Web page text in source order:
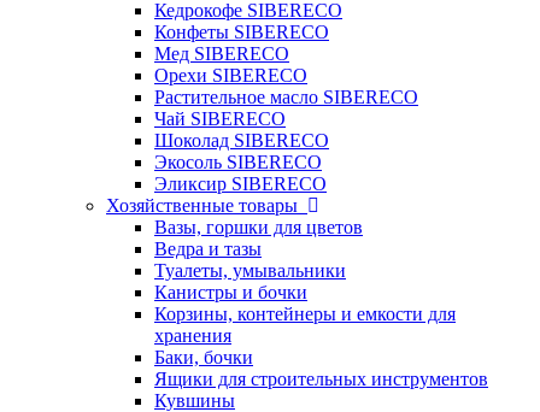
Кедрокофе SIBERECO
Конфеты SIBERECO
Мед SIBERECO
Орехи SIBERECO
Растительное масло SIBERECO
Чай SIBERECO
Шоколад SIBERECO
Экосоль SIBERECO
Эликсир SIBERECO
Хозяйственные товары
Вазы, горшки для цветов
Ведра и тазы
Туалеты, умывальники
Канистры и бочки
Корзины, контейнеры и емкости для
хранения
Баки, бочки
Ящики для строительных инструментов
Кувшины